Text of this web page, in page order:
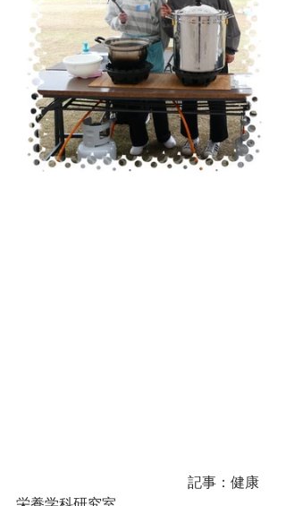
記事：健康